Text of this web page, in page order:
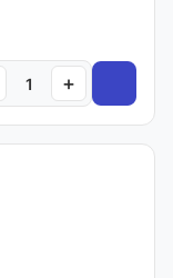
+